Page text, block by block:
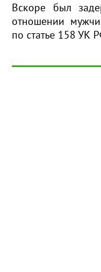
Вскоре был
отношении
по статье 158 УК